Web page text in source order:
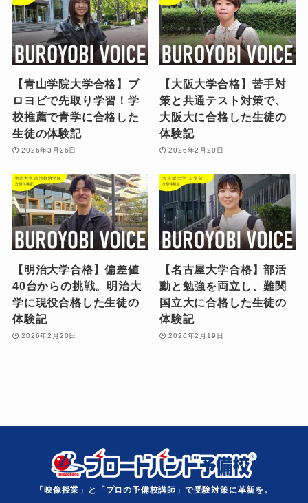
【青山学院大学合格】ブ
ロヨビで先取り学習！学
校推薦で青学に合格した
生徒の体験記
2026年3月26日
【大阪大学合格】苦手対
策と共通テスト対策で、
大阪大に合格した生徒の
体験記
2026年2月20日
【明治大学合格】偏差値
40台からの挑戦。明治大
学に現役合格した生徒の
体験記
2026年2月20日
【名古屋大学合格】部活
動と勉強を両立し、難関
国立大に合格した生徒の
体験記
2026年2月19日
「映像授業」と「プロの予備校講師」で受験対策に革新を。